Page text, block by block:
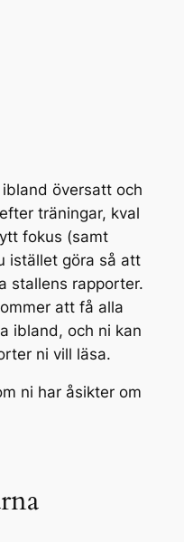
översatt och
träningar, kval
fokus (samt
istället göra så att
stallens rapporter.
att få alla
ibland, och ni kan
ni vill läsa.
ni har åsikter om